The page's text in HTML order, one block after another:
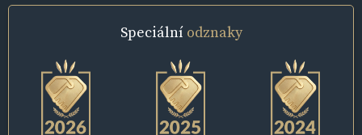
Speciální odznaky